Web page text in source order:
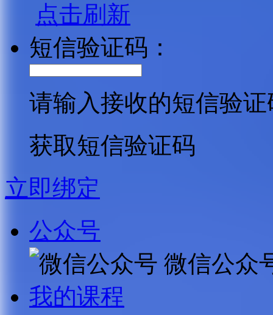
点击刷新
短信验证码：
请输入接收的短信验证
获取短信验证码
立即绑定
公众号
微信公众
我的课程